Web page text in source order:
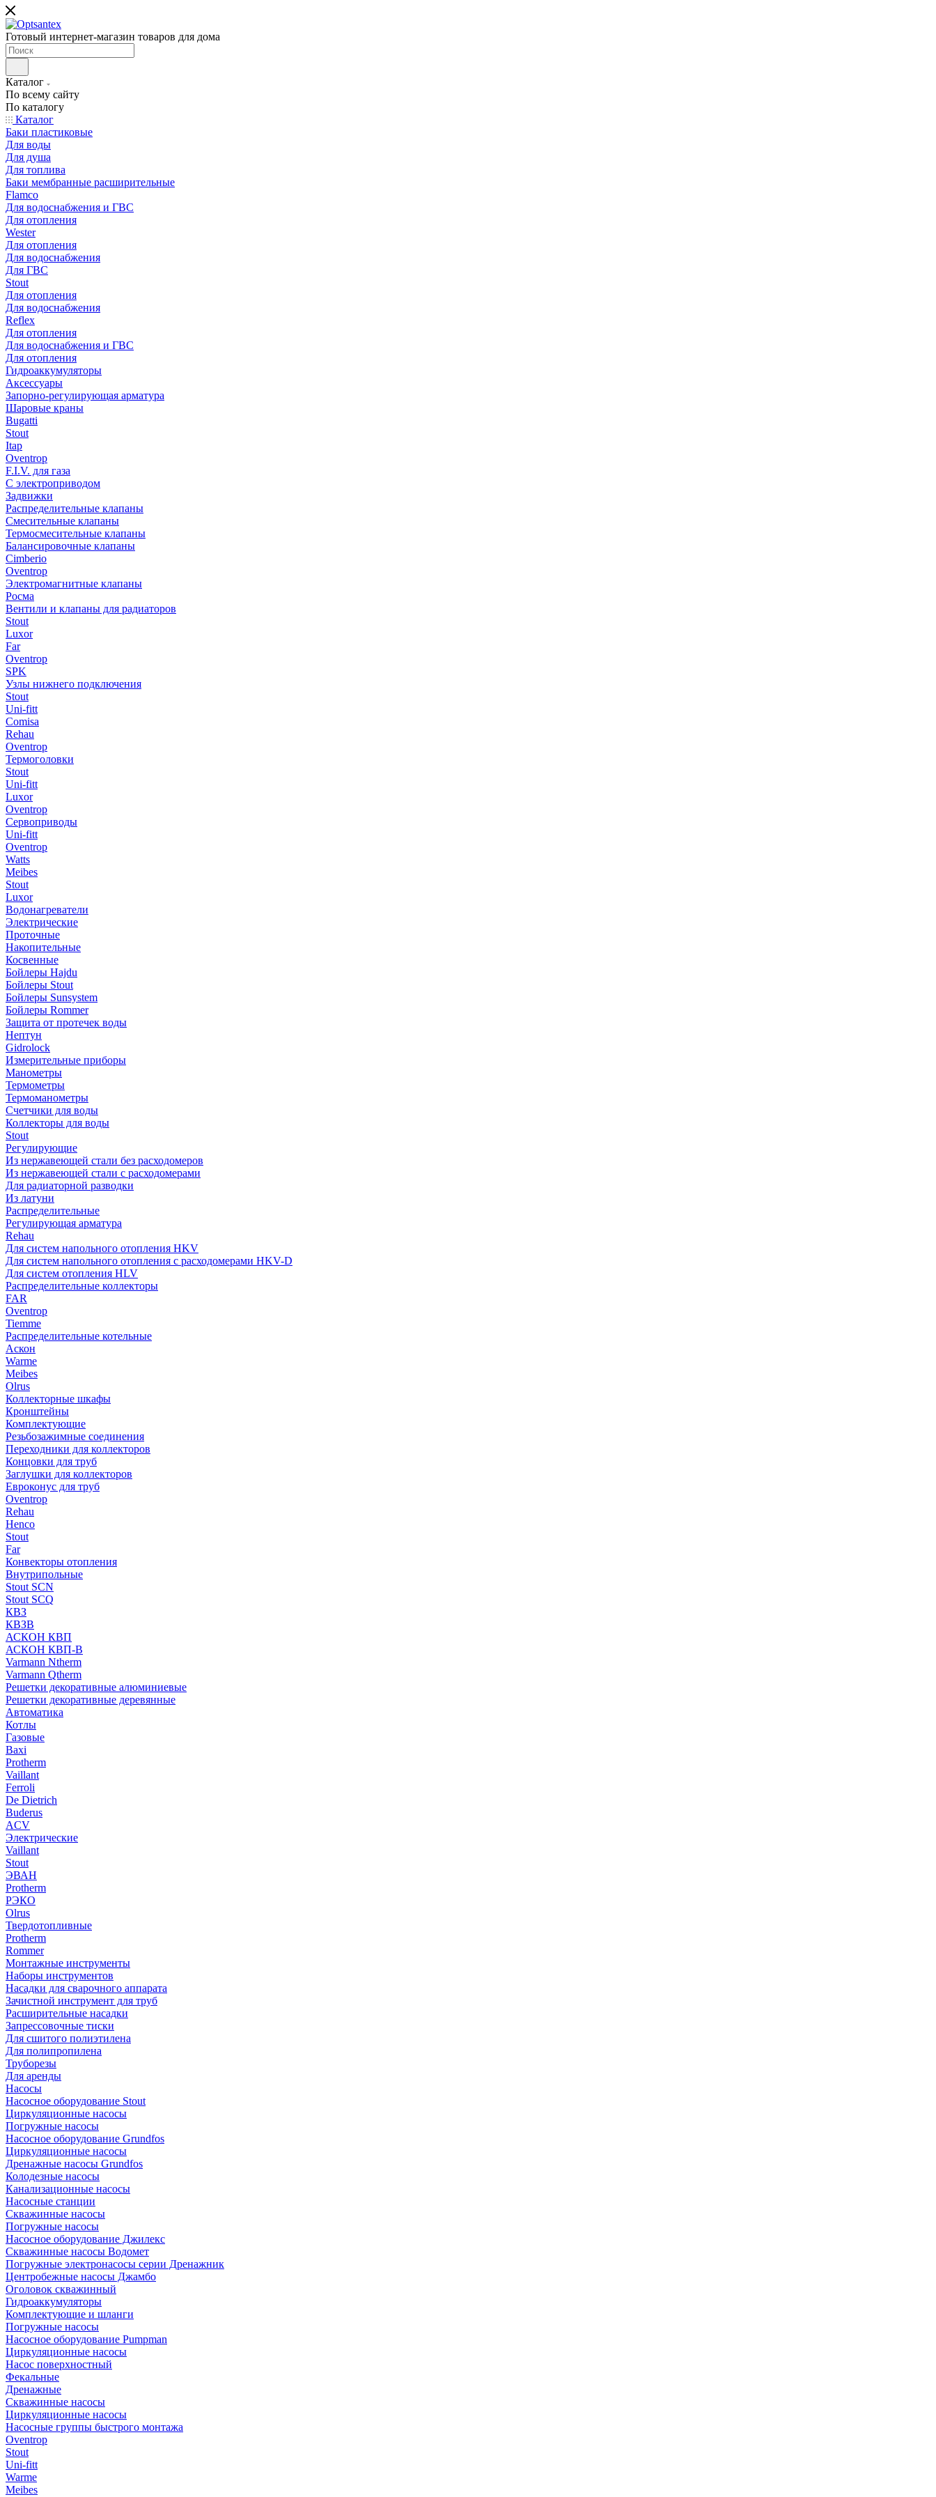
Готовый интернет-магазин товаров для дома
Каталог
По всему сайту
По каталогу
Каталог
Баки пластиковые
Для воды
Для душа
Для топлива
Баки мембранные расширительные
Flamco
Для водоснабжения и ГВС
Для отопления
Wester
Для отопления
Для водоснабжения
Для ГВС
Stout
Для отопления
Для водоснабжения
Reflex
Для отопления
Для водоснабжения и ГВС
Для отопления
Гидроаккумуляторы
Аксессуары
Запорно-регулирующая арматура
Шаровые краны
Bugatti
Stout
Itap
Oventrop
F.I.V. для газа
С электроприводом
Задвижки
Распределительные клапаны
Cмесительные клапаны
Термосмесительные клапаны
Балансировочные клапаны
Cimberio
Oventrop
Электромагнитные клапаны
Росма
Вентили и клапаны для радиаторов
Stout
Luxor
Far
Oventrop
SPK
Узлы нижнего подключения
Stout
Uni-fitt
Comisa
Rehau
Oventrop
Термоголовки
Stout
Uni-fitt
Luxor
Oventrop
Сервоприводы
Uni-fitt
Oventrop
Watts
Meibes
Stout
Luxor
Водонагреватели
Электрические
Проточные
Накопительные
Косвенные
Бойлеры Hajdu
Бойлеры Stout
Бойлеры Sunsystem
Бойлеры Rommer
Защита от протечек воды
Нептун
Gidrolock
Измерительные приборы
Манометры
Термометры
Термоманометры
Счетчики для воды
Коллекторы для воды
Stout
Регулирующие
Из нержавеющей стали без расходомеров
Из нержавеющей стали с расходомерами
Для радиаторной разводки
Из латуни
Распределительные
Регулирующая арматура
Rehau
Для систем напольного отопления HKV
Для систем напольного отопления с расходомерами HKV-D
Для систем отопления HLV
Распределительные коллекторы
FAR
Oventrop
Tiemme
Распределительные котельные
Аскон
Warme
Meibes
Olrus
Коллекторные шкафы
Кронштейны
Комплектующие
Резьбозажимные соединения
Переходники для коллекторов
Концовки для труб
Заглушки для коллекторов
Евроконус для труб
Oventrop
Rehau
Henco
Stout
Far
Конвекторы отопления
Внутрипольные
Stout SCN
Stout SCQ
КВЗ
КВЗВ
АСКОН КВП
АСКОН КВП-В
Varmann Ntherm
Varmann Qtherm
Решетки декоративные алюминиевые
Решетки декоративные деревянные
Автоматика
Котлы
Газовые
Baxi
Protherm
Vaillant
Ferroli
De Dietrich
Buderus
ACV
Электрические
Vaillant
Stout
ЭВАН
Protherm
РЭКО
Olrus
Твердотопливные
Protherm
Rommer
Монтажные инструменты
Наборы инструментов
Насадки для сварочного аппарата
Зачистной инструмент для труб
Расширительные насадки
Запрессовочные тиски
Для сшитого полиэтилена
Для полипропилена
Труборезы
Для аренды
Насосы
Насосное оборудование Stout
Циркуляционные насосы
Погружные насосы
Насосное оборудование Grundfos
Циркуляционные насосы
Дренажные насосы Grundfos
Колодезные насосы
Канализационные насосы
Насосные станции
Скважинные насосы
Погружные насосы
Насосное оборудование Джилекс
Скважинные насосы Водомет
Погружные электронасосы серии Дренажник
Центробежные насосы Джамбо
Оголовок скважинный
Гидроаккумуляторы
Комплектующие и шланги
Погружные насосы
Насосное оборудование Pumpman
Циркуляционные насосы
Насос поверхностный
Фекальные
Дренажные
Скважинные насосы
Циркуляционные насосы
Насосные группы быстрого монтажа
Oventrop
Stout
Uni-fitt
Warme
Meibes